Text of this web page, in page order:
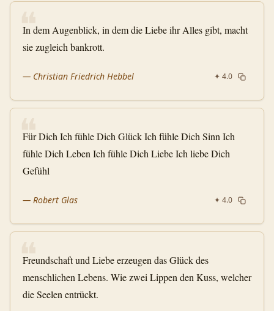
❝
In dem Augenblick, in dem die Liebe ihr Alles gibt, macht
sie zugleich bankrott.
— Christian Friedrich Hebbel ✦ 4.0
❝
Für Dich Ich fühle Dich Glück Ich fühle Dich Sinn Ich
fühle Dich Leben Ich fühle Dich Liebe Ich liebe Dich
Gefühl
— Robert Glas ✦ 4.0
❝
Freundschaft und Liebe erzeugen das Glück des
menschlichen Lebens. Wie zwei Lippen den Kuss, welcher
die Seelen entrückt.